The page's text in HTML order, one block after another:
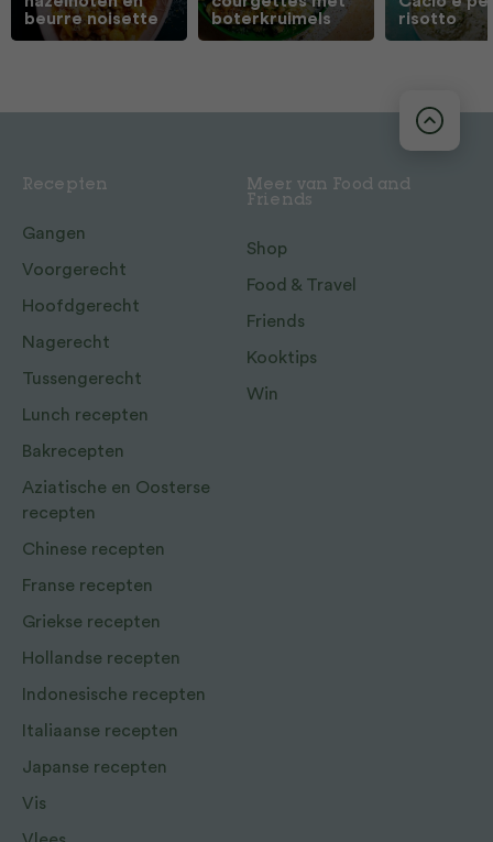
beurre noisette
boterkruimels
risotto
Recepten
Gangen
Voorgerecht
Hoofdgerecht
Nagerecht
Tussengerecht
Lunch recepten
Bakrecepten
Aziatische en Oosterse
recepten
Chinese recepten
Franse recepten
Griekse recepten
Hollandse recepten
Indonesische recepten
Italiaanse recepten
Japanse recepten
Vis
Meer van Food and
Friends
Shop
Food & Travel
Friends
Kooktips
Win